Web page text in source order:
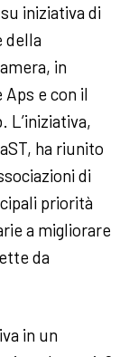
iniziativa di
della
in
e con il
L’iniziativa,
ha riunito
di
priorità
a migliorare
da
in un